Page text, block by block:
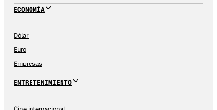
ECONOMÍA
Dólar
Euro
Empresas
ENTRETENIMIENTO